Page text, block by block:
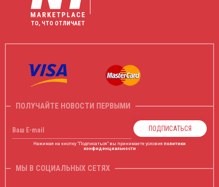
ТО, ЧТО ОТЛИЧАЕТ
ПОЛУЧАЙТЕ НОВОСТИ ПЕРВЫМИ
Ваш E-mail ПОДПИСАТЬСЯ
Нажимая на кнопку "Подписаться" вы принимаете условия политики
конфиденциальности
МЫ В СОЦИАЛЬНЫХ СЕТЯХ